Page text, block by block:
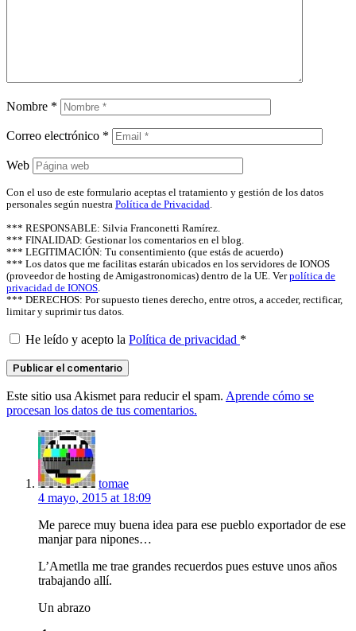
Nombre *
Correo electrónico *
Web
Con el uso de este formulario aceptas el tratamiento y gestión de los datos
personales según nuestra Política de Privacidad
*** RESPONSABLE: Silvia Franconetti Ramírez.
*** FINALIDAD: Gestionar los comentarios en el blog.
*** LEGITIMACIÓN: Tu consentimiento (que estás de acuerdo)
*** Los datos que me facilitas estarán ubicados en los servidores de IONOS
(proveedor de hosting de Amigastronomicas) dentro de la UE. Verpolítica de
privacidad de IONOS
*** DERECHOS: Por supuesto tienes derecho, entre otros, a acceder, rectificar,
limitar y suprimir tus datos.
He leído y acepto la Política de privacidad *
Este sitio usa Akismet para reducir el spam. Aprende cómo se
procesan los datos de tus comentarios.
says:
tomae
4 mayo, 2015 at 18:09
Me parece muy buena idea para ese pueblo exportador de ese
manjar para nipones…
L’Ametlla me trae grandes recuerdos pues estuve unos años
trabajando allí.
Un abrazo